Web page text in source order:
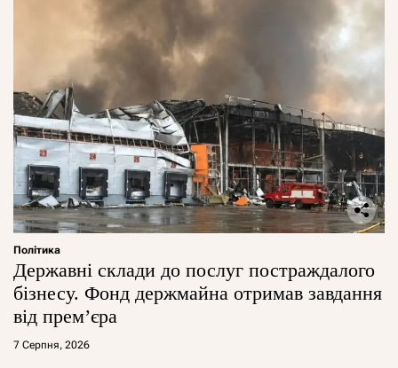
Політика
Державні склади до послуг постраждалого
бізнесу. Фонд держмайна отримав завдання
від прем’єра
7 Серпня, 2026